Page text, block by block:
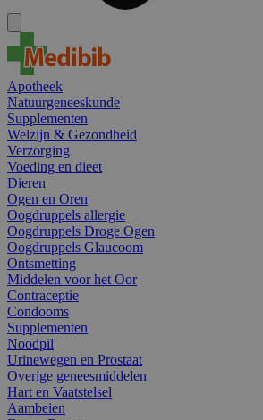
Apotheek
Natuurgeneeskunde
Supplementen
Welzijn & Gezondheid
Verzorging
Voeding en dieet
Dieren
Ogen en Oren
Oogdruppels allergie
Oogdruppels Droge Ogen
Oogdruppels Glaucoom
Ontsmetting
Middelen voor het Oor
Contraceptie
Condooms
Supplementen
Noodpil
Urinewegen en Prostaat
Overige geneesmiddelen
Hart en Vaatstelsel
Aambeien